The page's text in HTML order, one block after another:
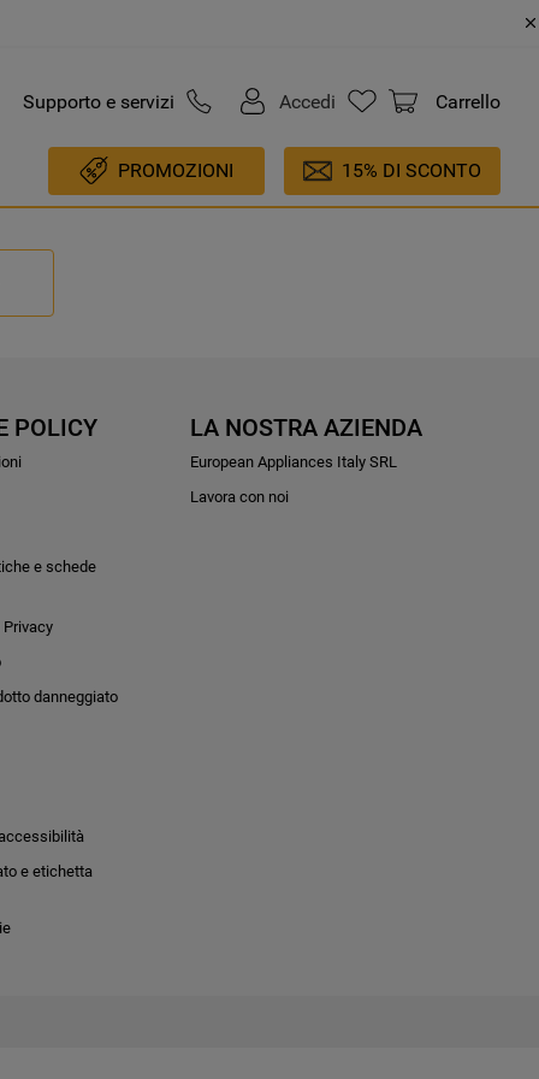
Supporto e servizi Accedi Carrello
PROMOZIONI 15% DI SCONTO
POLICY
e schede
danneggiato
e etichetta
LA NOSTRA AZIENDA
European Appliances Italy SRL
Lavora con noi